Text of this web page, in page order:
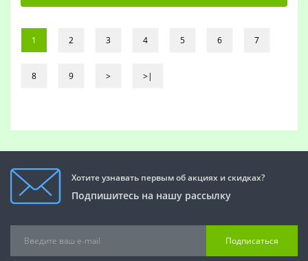
1 2 3 4 5 6 7
8 9 > >|
Хотите узнавать первым об акциях и скидках?
Подпишитесь на нашу рассылку
Подписаться